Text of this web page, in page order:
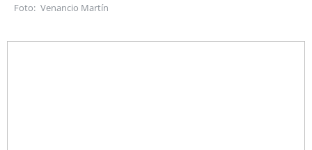
Venancio Martín